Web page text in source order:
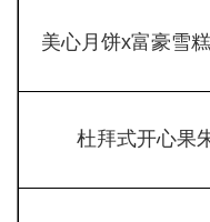
美心月饼x富豪雪
杜拜式开心果